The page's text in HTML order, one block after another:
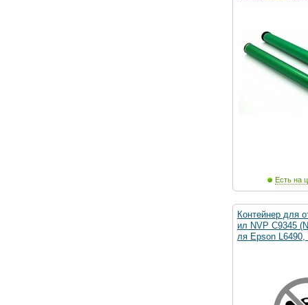
Есть на
Контейнер для
ил NVP C9345
ля Epson L6490,